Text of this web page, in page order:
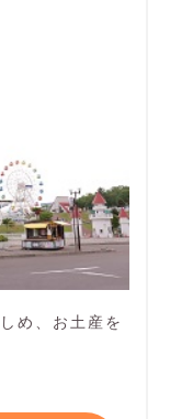
め、お土産を